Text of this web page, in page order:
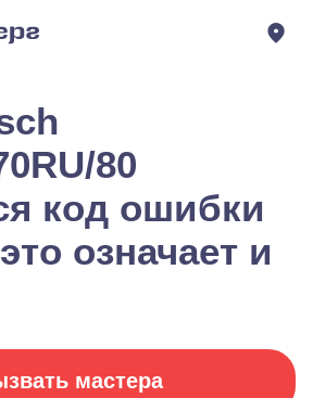
80
код ошибки
означает и
мастера